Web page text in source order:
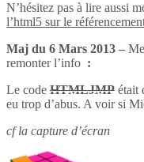
N’hésitez pas à lire aussi
l’html5 sur le
Maj du 6 Mars 2013 –
remonter l’info :
Le code HTMLJMP était
eu trop d’abus. A voir si
cf la capture d’écran